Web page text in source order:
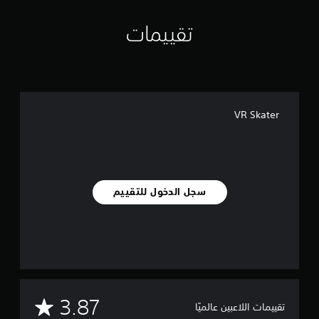
تقييمات
VR Skater
سجل الدخول للتقييم
تقييمات اللاعبين عالميًا 3.87 م